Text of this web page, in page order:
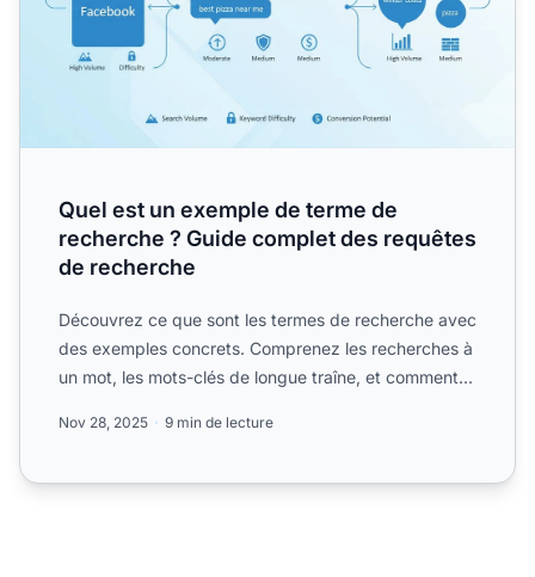
Quel est un exemple de terme de
recherche ? Guide complet des requêtes
de recherche
Découvrez ce que sont les termes de recherche avec
des exemples concrets. Comprenez les recherches à
un mot, les mots-clés de longue traîne, et comment
Nov 28, 2025 9 min de lecture